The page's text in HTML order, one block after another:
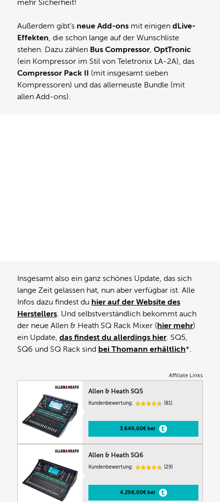
mehr Sicherheit!
Außerdem gibt’s neue Add-ons mit einigen dLive-
Effekten, die schon lange auf der Wunschliste
stehen. Dazu zählen Bus Compressor, OptTronic
(ein Kompressor im Stil von Teletronix LA-2A), das
Compressor Pack II
(mit insgesamt sieben
Kompressoren) und das allerneuste Bundle (mit
allen Add-ons).
Insgesamt also ein ganz schönes Update, das sich
lange Zeit gelassen hat, nun aber verfügbar ist. Alle
Infos dazu findest du hier auf der Website des
Herstellers. Und selbstverständlich bekommt auch
der neue Allen & Heath SQ Rack Mixer ( hier mehr)
ein Update, das findest du allerdings hier. SQ5,
SQ6 und SQ Rack sind bei Thomann erhältlich*.
Affiliate Links
Allen & Heath SQ5
Kundenbewertung: (81)
3.649,00€ bei
Allen & Heath SQ6
Kundenbewertung: (29)
4.298,00€ bei